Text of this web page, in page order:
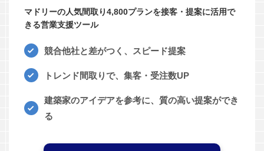
マドリーの人気間取り4,800プランを接客・提案に活用で
きる営業支援ツール
競合他社と差がつく、スピード提案
トレンド間取りで、集客・受注数UP
建築家のアイデアを参考に、質の高い提案ができ
る